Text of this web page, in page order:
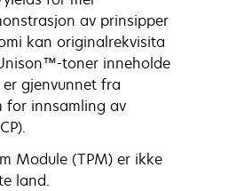
av prinsipper
kan originalrekvisita
toner inneholde
gjenvunnet fra
for innsamling av
Module (TPM) er ikke
land.